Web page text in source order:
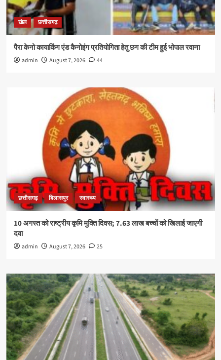
खेल छत्तीसगढ़
पैरा केनो कायाकिंग एंड कैनोइंग प्रतियोगिता हेतु छग की टीम हुई भोपाल रवाना
admin August 7, 2026 44
छत्तीसगढ़ बिलासपुर स्वास्थ्य
10 अगस्त को राष्ट्रीय कृमि मुक्ति दिवस; 7.63 लाख बच्चों को खिलाई जाएगी
दवा
admin August 7, 2026 25